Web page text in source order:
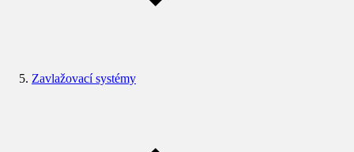
Zavlažovací systémy